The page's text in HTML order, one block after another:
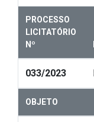
PROCESSO
LICITATÓRIO
Nº
033/2023
OBJETO